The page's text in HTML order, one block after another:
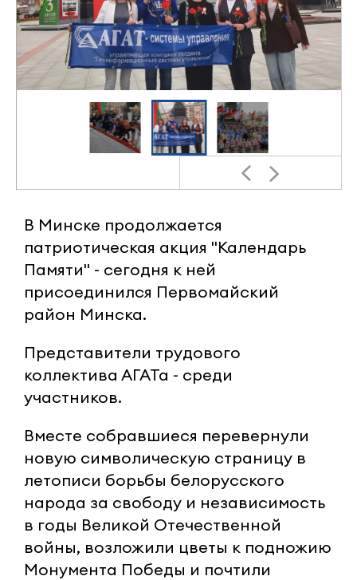
В Минске продолжается
патриотическая акция "Календарь
Памяти" - сегодня к ней
присоединился Первомайский
район Минска.
Представители трудового
коллектива АГАТа - среди
участников.
Вместе собравшиеся перевернули
новую символическую страницу в
летописи борьбы белорусского
народа за свободу и независимость
в годы Великой Отечественной
войны, возложили цветы к подножию
Монумента Победы и почтили